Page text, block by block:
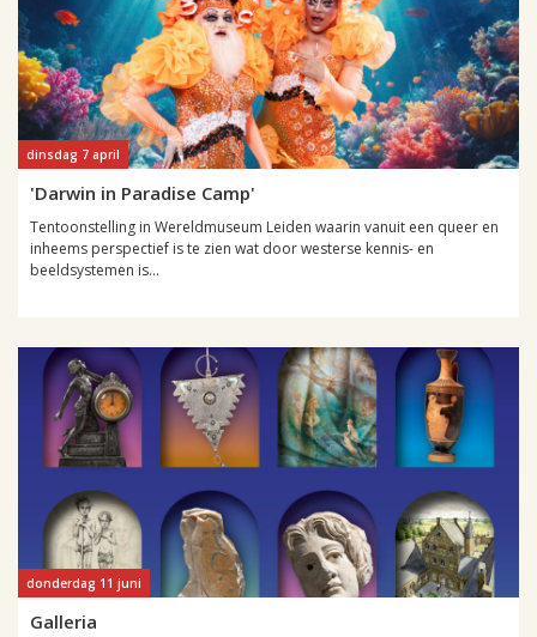
dinsdag 7 april
'Darwin in Paradise Camp'
Tentoonstelling in Wereldmuseum Leiden waarin vanuit een queer en
inheems perspectief is te zien wat door westerse kennis- en
beeldsystemen is...
donderdag 11 juni
Galleria